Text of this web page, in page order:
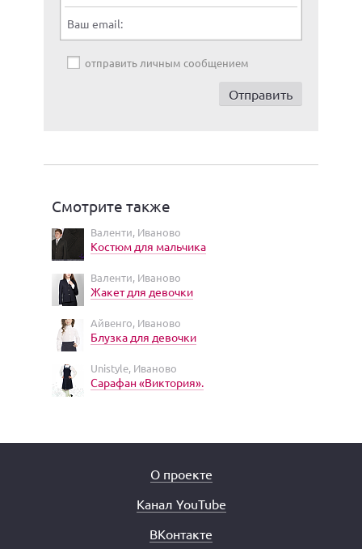
Ваш email:
отправить личным сообщением
Смотрите также
Валенти, Иваново
Костюм для мальчика
Валенти, Иваново
Жакет для девочки
Айвенго, Иваново
Блузка для девочки
Unistyle, Иваново
Сарафан «Виктория».
О проекте
Канал YouTube
ВКонтакте